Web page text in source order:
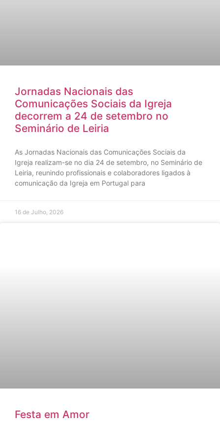
Jornadas Nacionais das
Comunicações Sociais da Igreja
decorrem a 24 de setembro no
Seminário de Leiria
As Jornadas Nacionais das Comunicações Sociais da
Igreja realizam-se no dia 24 de setembro, no Seminário de
Leiria, reunindo profissionais e colaboradores ligados à
comunicação da Igreja em Portugal para
16 de Julho, 2026
Festa em Amor